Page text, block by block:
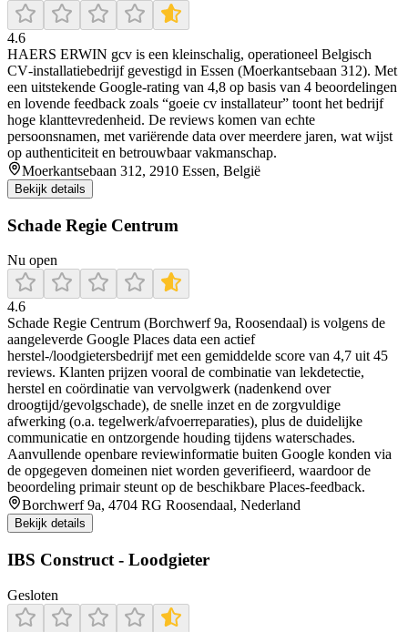
4.6
HAERS ERWIN gcv is een kleinschalig, operationeel Belgisch
CV‑installatiebedrijf gevestigd in Essen (Moerkantsebaan 312). Met
een uitstekende Google-rating van 4,8 op basis van 4 beoordelingen
en lovende feedback zoals “goeie cv installateur” toont het bedrijf
hoge klanttevredenheid. De reviews komen van echte
persoonsnamen, met variërende data over meerdere jaren, wat wijst
op authenticiteit en betrouwbaar vakmanschap.
Moerkantsebaan 312, 2910 Essen, België
Bekijk details
Schade Regie Centrum
Nu open
4.6
Schade Regie Centrum (Borchwerf 9a, Roosendaal) is volgens de
aangeleverde Google Places data een actief
herstel-/loodgietersbedrijf met een gemiddelde score van 4,7 uit 45
reviews. Klanten prijzen vooral de combinatie van lekdetectie,
herstel en coördinatie van vervolgwerk (nadenkend over
droogtijd/gevolgschade), de snelle inzet en de zorgvuldige
afwerking (o.a. tegelwerk/afvoerreparaties), plus de duidelijke
communicatie en ontzorgende houding tijdens waterschades.
Aanvullende openbare reviewinformatie buiten Google konden via
de opgegeven domeinen niet worden geverifieerd, waardoor de
beoordeling primair steunt op de beschikbare Places-feedback.
Borchwerf 9a, 4704 RG Roosendaal, Nederland
Bekijk details
IBS Construct - Loodgieter
Gesloten